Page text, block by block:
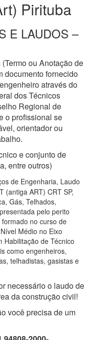
Pirituba
E LAUDOS –
(Termo ou Anotação de
documento fornecido
através do
dos Técnicos
Regional de
o profissional se
orientador ou
e conjunto de
entre outros)
de Engenharia, Laudo
(antiga ART) CRT SP,
Gás, Telhados,
pelo perito
no curso de
Médio no Eixo
Habilitação de Técnico
como engenheiros,
telhadistas, gasistas e
necessário o laudo de
da construção civil!
você precisa de um